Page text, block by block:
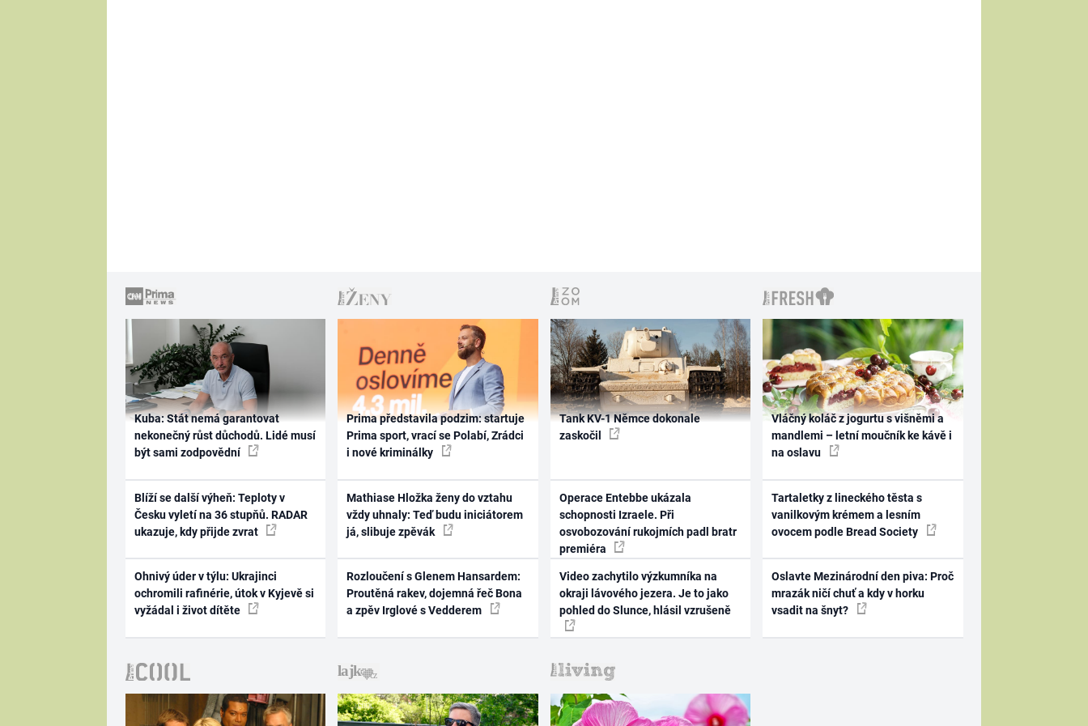
Kuba: Stát nemá garantovat
nekonečný růst důchodů. Lidé musí
být sami zodpovědní
Blíží se další výheň: Teploty v
Česku vyletí na 36 stupňů. RADAR
ukazuje, kdy přijde zvrat
Ohnivý úder v týlu: Ukrajinci
ochromili rafinérie, útok v Kyjevě si
vyžádal i život dítěte
Prima představila podzim: startuje
Prima sport, vrací se Polabí, Zrádci
i nové kriminálky
Mathiase Hložka ženy do vztahu
vždy uhnaly: Teď budu iniciátorem
já, slibuje zpěvák
Rozloučení s Glenem Hansardem:
Proutěná rakev, dojemná řeč Bona
a zpěv Irglové s Vedderem
Tank KV-1 Němce dokonale
zaskočil
Operace Entebbe ukázala
schopnosti Izraele. Při
osvobozování rukojmích padl bratr
premiéra
Video zachytilo výzkumníka na
okraji lávového jezera. Je to jako
pohled do Slunce, hlásil vzrušeně
Vláčný koláč z jogurtu s višněmi a
mandlemi – letní moučník ke kávě i
na oslavu
Tartaletky z lineckého těsta s
vanilkovým krémem a lesním
ovocem podle Bread Society
Oslavte Mezinárodní den piva: Proč
mrazák ničí chuť a kdy v horku
vsadit na šnyt?